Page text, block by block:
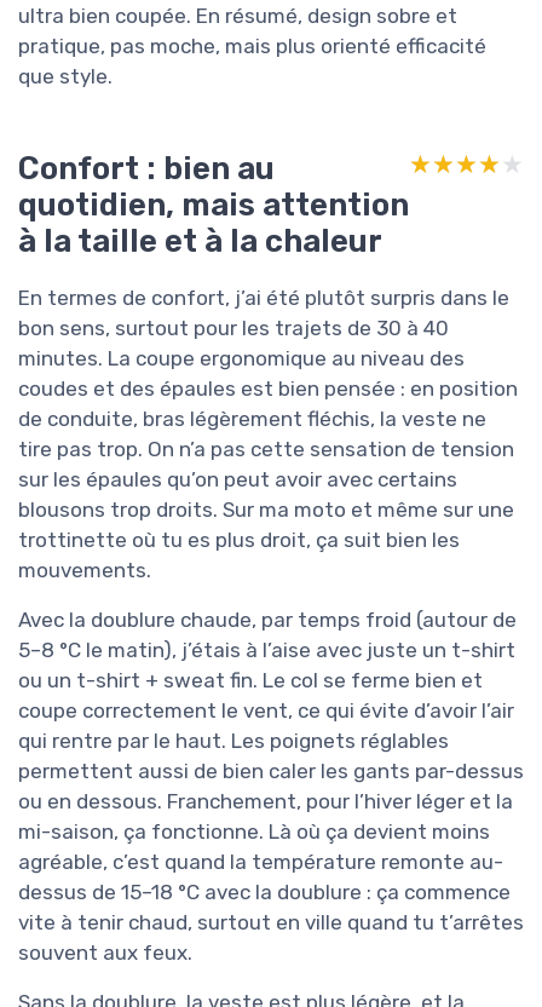
ultra bien coupée. En résumé, design sobre et
pratique, pas moche, mais plus orienté efficacité
que style.
Confort : bien au
quotidien, mais attention
à la taille et à la chaleur
★★★★★
★★★★★
En termes de confort, j’ai été plutôt surpris dans le
bon sens, surtout pour les trajets de 30 à 40
minutes. La coupe ergonomique au niveau des
coudes et des épaules est bien pensée : en position
de conduite, bras légèrement fléchis, la veste ne
tire pas trop. On n’a pas cette sensation de tension
sur les épaules qu’on peut avoir avec certains
blousons trop droits. Sur ma moto et même sur une
trottinette où tu es plus droit, ça suit bien les
mouvements.
Avec la doublure chaude, par temps froid (autour de
5–8 °C le matin), j’étais à l’aise avec juste un t-shirt
ou un t-shirt + sweat fin. Le col se ferme bien et
coupe correctement le vent, ce qui évite d’avoir l’air
qui rentre par le haut. Les poignets réglables
permettent aussi de bien caler les gants par-dessus
ou en dessous. Franchement, pour l’hiver léger et la
mi-saison, ça fonctionne. Là où ça devient moins
agréable, c’est quand la température remonte au-
dessus de 15–18 °C avec la doublure : ça commence
vite à tenir chaud, surtout en ville quand tu t’arrêtes
souvent aux feux.